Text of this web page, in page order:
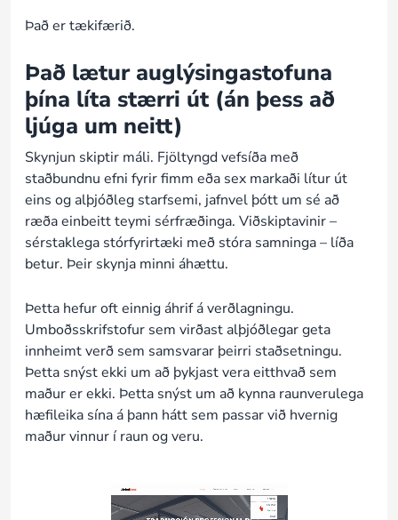
Það er tækifærið.
Það lætur auglýsingastofuna
þína líta stærri út (án þess að
ljúga um neitt)
Skynjun skiptir máli. Fjöltyngd vefsíða með
staðbundnu efni fyrir fimm eða sex markaði lítur út
eins og alþjóðleg starfsemi, jafnvel þótt um sé að
ræða einbeitt teymi sérfræðinga. Viðskiptavinir –
sérstaklega stórfyrirtæki með stóra samninga – líða
betur. Þeir skynja minni áhættu.
Þetta hefur oft einnig áhrif á verðlagningu.
Umboðsskrifstofur sem virðast alþjóðlegar geta
innheimt verð sem samsvarar þeirri staðsetningu.
Þetta snýst ekki um að þykjast vera eitthvað sem
maður er ekki. Þetta snýst um að kynna raunverulega
hæfileika sína á þann hátt sem passar við hvernig
maður vinnur í raun og veru.